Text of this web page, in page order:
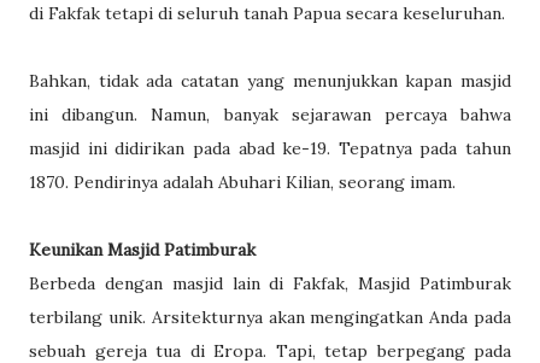
di Fakfak tetapi di seluruh tanah Papua secara keseluruhan.
Bahkan, tidak ada catatan yang menunjukkan kapan masjid
ini dibangun. Namun, banyak sejarawan percaya bahwa
masjid ini didirikan pada abad ke-19. Tepatnya pada tahun
1870. Pendirinya adalah Abuhari Kilian, seorang imam.
Keunikan Masjid Patimburak
Berbeda dengan masjid lain di Fakfak, Masjid Patimburak
terbilang unik. Arsitekturnya akan mengingatkan Anda pada
sebuah gereja tua di Eropa. Tapi, tetap berpegang pada